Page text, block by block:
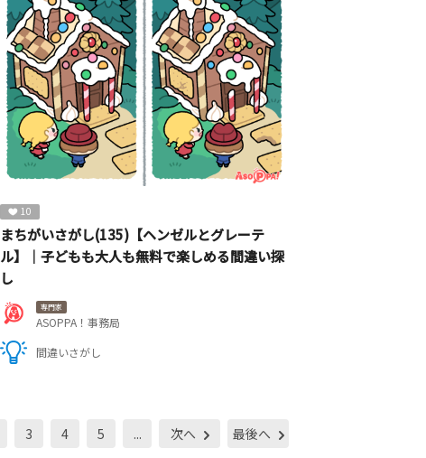
10
まちがいさがし(135)【ヘンゼルとグレーテ
ル】｜子どもも大人も無料で楽しめる間違い探
し
専門家
ASOPPA！事務局
間違いさがし
3 4 5 ... 次へ 最後へ